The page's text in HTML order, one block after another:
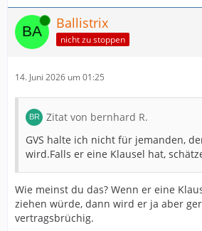
Online Ballistrix
nicht zu stoppen
14. Juni 2026 um 01:25
Zitat von bernhard R.
GVS halte ich nicht für jemanden,
wird.Falls er eine Klausel hat,
Wie meinst du das? Wenn er eine
ziehen würde, dann wird er ja aber
vertragsbrüchig.